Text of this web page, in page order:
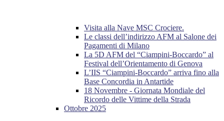
Visita alla Nave MSC Crociere.
Le classi dell’indirizzo AFM al Salone dei
Pagamenti di Milano
La 5D AFM del “Ciampini-Boccardo” al
Festival dell’Orientamento di Genova
L’IIS “Ciampini-Boccardo” arriva fino alla
Base Concordia in Antartide
18 Novembre - Giornata Mondiale del
Ricordo delle Vittime della Strada
Ottobre 2025